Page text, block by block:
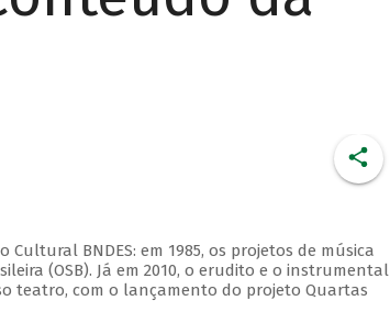
BNDES: em 1985, os projetos de música
(OSB). Já em 2010, o erudito e o instrumental
teatro, com o lançamento do projeto Quartas